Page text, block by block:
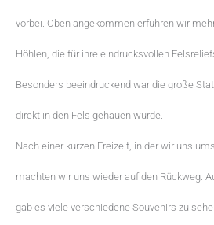
vorbei. Oben angekommen erfuhren wir
Höhlen, die für ihre eindrucksvollen
Besonders beeindruckend war die große
direkt in den Fels gehauen wurde.
Nach einer kurzen Freizeit, in der wir uns
machten wir uns wieder auf den Rückweg.
gab es viele verschiedene Souvenirs zu